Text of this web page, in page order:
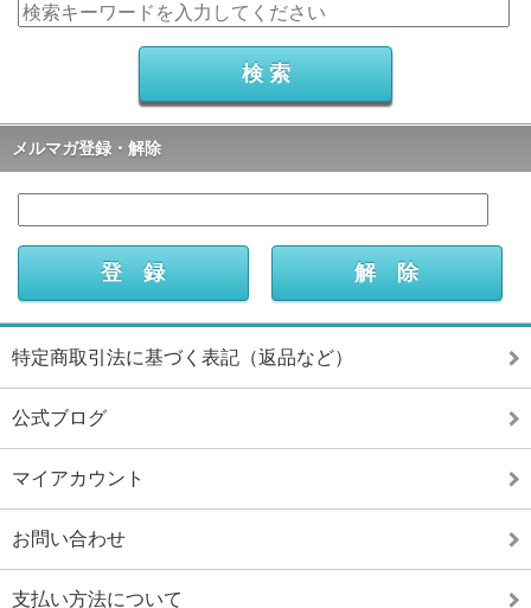
メルマガ登録・解除
特定商取引法に基づく表記（返品など）
公式ブログ
マイアカウント
お問い合わせ
支払い方法について